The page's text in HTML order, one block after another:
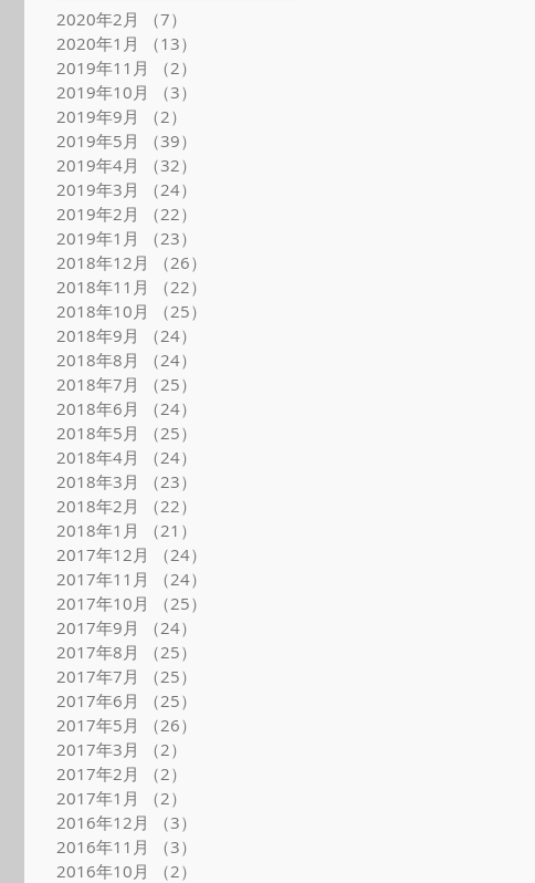
2020年2月 （7）
2020年1月
（13）
2019年11月
（2）
2019年10月
（3）
2019年9月
（2）
2019年5月
（39）
2019年4月
（32）
2019年3月
（24）
2019年2月
（22）
2019年1月
（23）
2018年12月
（26）
2018年11月
（22）
2018年10月
（25）
2018年9月
（24）
2018年8月
（24）
2018年7月
（25）
2018年6月
（24）
2018年5月
（25）
2018年4月
（24）
2018年3月
（23）
2018年2月
（22）
2018年1月
（21）
2017年12月
（24）
2017年11月
（24）
2017年10月
（25）
2017年9月
（24）
2017年8月
（25）
2017年7月
（25）
2017年6月
（25）
2017年5月
（26）
2017年3月
（2）
2017年2月
（2）
2017年1月
（2）
2016年12月
（3）
2016年11月
（3）
2016年10月
（2）